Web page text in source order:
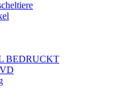
BEDRUCKT